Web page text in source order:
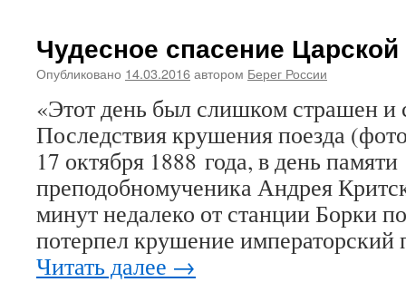
Дню
собор
—
Чудесное спасение
Опубликовано 14.03.2016автором Берег России
«Этот день был слишком страшен и
Последствия крушения поезда
17 октября 1888 года, в день памяти
преподобномученика Андрея
минут недалеко от станции Борки
потерпел крушение
Читать далее →